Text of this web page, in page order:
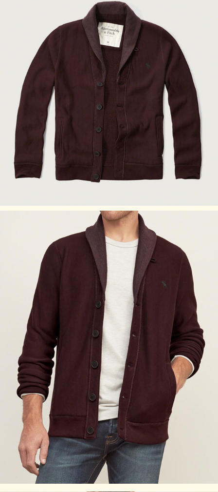
※あくまで目安となりますのでご了承ください。
アバクロTOPS商品全般と致しまて袖丈は長めのスタイルに
なっております。